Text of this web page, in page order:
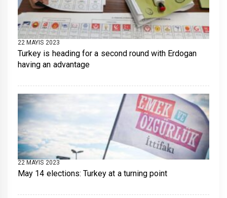
22 MAYIS 2023
Turkey is heading for a second round with Erdogan
having an advantage
22 MAYIS 2023
May 14 elections: Turkey at a turning point